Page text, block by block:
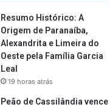
Resumo Histórico: A
Origem de Paranaíba,
Alexandrita e Limeira do
Oeste pela Família Garcia
Leal
19 horas atrás
Peão de Cassilândia vence